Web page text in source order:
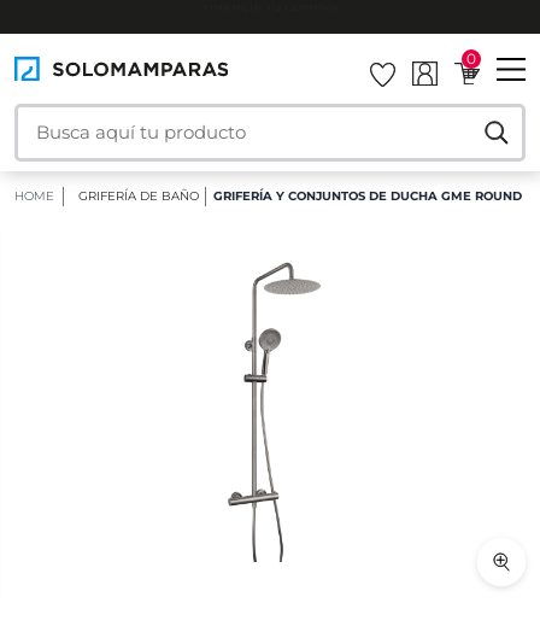
0
HOME GRIFERÍA DE BAÑO GRIFERÍA Y CONJUNTOS DE DUCHA GME ROUND